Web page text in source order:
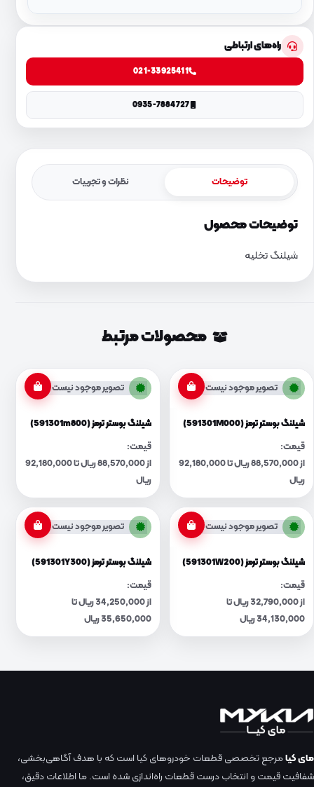
راه‌های ارتباطی
021-33925411
0935-7884727
توضیحات نظرات و تجربیات
توضیحات محصول
شیلنگ تخلیه
محصولات مرتبط
تصویر موجود نیست
شیلنگ بوستر ترمز (591301M000)
قیمت:
از 88,570,000 ریال تا 92,180,000
ریال
تصویر موجود نیست
شیلنگ بوستر ترمز (591301m800)
قیمت:
از 88,570,000 ریال تا 92,180,000
ریال
تصویر موجود نیست
شیلنگ بوستر ترمز (591301W200)
قیمت:
از 32,790,000 ریال تا
34,130,000 ریال
تصویر موجود نیست
شیلنگ بوستر ترمز (591301Y300)
قیمت:
از 34,250,000 ریال تا
35,650,000 ریال
مای کیامرجع تخصصی قطعات خودروهای کیا است که با هدف آگاهی‌بخشی،
شفافیت قیمت و انتخاب درست قطعات راه‌اندازی شده است. ما اطلاعات دقیق،